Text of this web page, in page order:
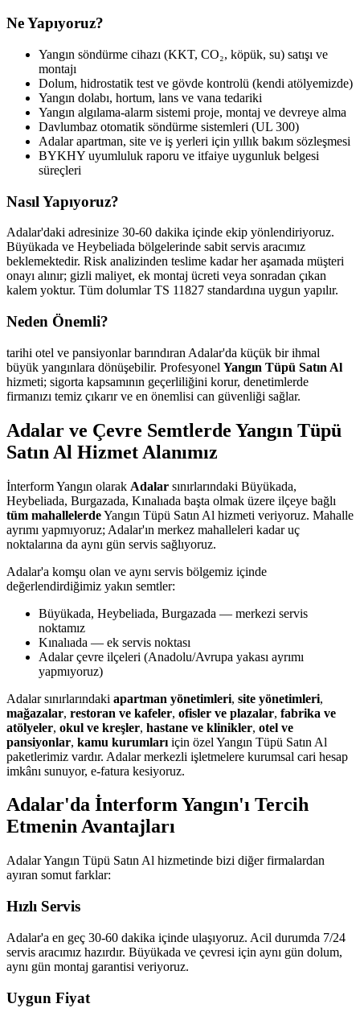
Ne Yapıyoruz?
Yangın söndürme cihazı (KKT, CO₂, köpük, su) satışı ve
montajı
Dolum, hidrostatik test ve gövde kontrolü (kendi atölyemizde)
Yangın dolabı, hortum, lans ve vana tedariki
Yangın algılama-alarm sistemi proje, montaj ve devreye alma
Davlumbaz otomatik söndürme sistemleri (UL 300)
Adalar apartman, site ve iş yerleri için yıllık bakım sözleşmesi
BYKHY uyumluluk raporu ve itfaiye uygunluk belgesi
süreçleri
Nasıl Yapıyoruz?
Adalar'daki adresinize 30-60 dakika içinde ekip yönlendiriyoruz.
Büyükada ve Heybeliada bölgelerinde sabit servis aracımız
beklemektedir. Risk analizinden teslime kadar her aşamada müşteri
onayı alınır; gizli maliyet, ek montaj ücreti veya sonradan çıkan
kalem yoktur. Tüm dolumlar TS 11827 standardına uygun yapılır.
Neden Önemli?
tarihi otel ve pansiyonlar barındıran Adalar'da küçük bir ihmal
büyük yangınlara dönüşebilir. Profesyonel Yangın Tüpü Satın Al
hizmeti; sigorta kapsamının geçerliliğini korur, denetimlerde
firmanızı temiz çıkarır ve en önemlisi can güvenliği sağlar.
Adalar ve Çevre Semtlerde Yangın Tüpü
Satın Al Hizmet Alanımız
İnterform Yangın olarak Adalar sınırlarındaki Büyükada,
Heybeliada, Burgazada, Kınalıada başta olmak üzere ilçeye bağlı
tüm mahallelerdeYangın Tüpü Satın Al hizmeti veriyoruz. Mahalle
ayrımı yapmıyoruz; Adalar'ın merkez mahalleleri kadar uç
noktalarına da aynı gün servis sağlıyoruz.
Adalar'a komşu olan ve aynı servis bölgemiz içinde
değerlendirdiğimiz yakın semtler:
Büyükada, Heybeliada, Burgazada — merkezi servis
noktamız
Kınalıada — ek servis noktası
Adalar çevre ilçeleri (Anadolu/Avrupa yakası ayrımı
yapmıyoruz)
Adalar sınırlarındaki apartman yönetimleri, site yönetimleri,
mağazalar, restoran ve kafeler, ofisler ve plazalar, fabrika ve
atölyeler, okul ve kreşler, hastane ve klinikler, otel ve
pansiyonlar, kamu kurumları için özel Yangın Tüpü Satın Al
paketlerimiz vardır. Adalar merkezli işletmelere kurumsal cari hesap
imkânı sunuyor, e-fatura kesiyoruz.
Adalar'da İnterform Yangın'ı Tercih
Etmenin Avantajları
Adalar Yangın Tüpü Satın Al hizmetinde bizi diğer firmalardan
ayıran somut farklar:
Hızlı Servis
Adalar'a en geç 30-60 dakika içinde ulaşıyoruz. Acil durumda 7/24
servis aracımız hazırdır. Büyükada ve çevresi için aynı gün dolum,
aynı gün montaj garantisi veriyoruz.
Uygun Fiyat